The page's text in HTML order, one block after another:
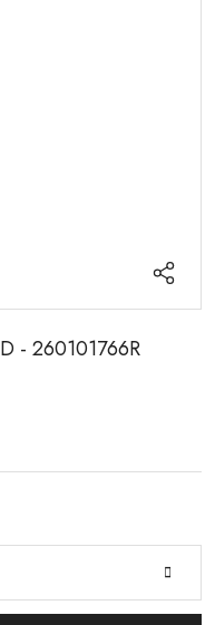
- 260101766R